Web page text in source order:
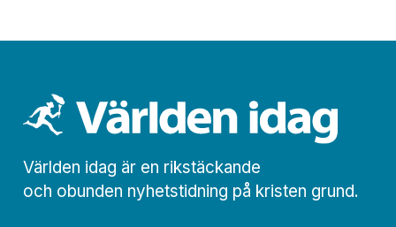
Världen idag är en rikstäckande
och obunden nyhets­­­tidning på kristen grund.